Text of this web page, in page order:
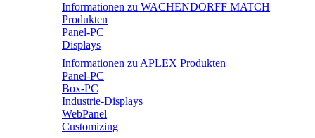
Informationen zu WACHENDORFF MATCH
Produkten
Panel-PC
Displays
Informationen zu APLEX Produkten
Panel-PC
Box-PC
Industrie-Displays
WebPanel
Customizing